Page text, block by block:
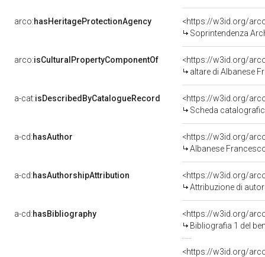
arco:hasHeritageProtectionAgency
<https://w3id.org/
Soprintendenza
arco:isCulturalPropertyComponentOf
<https://w3id.org/
altare di Albanese
a-cat:isDescribedByCatalogueRecord
<https://w3id.org/
Scheda
a-cd:hasAuthor
<https://w3id.org/
Albanese
a-cd:hasAuthorshipAttribution
<https://w3id.org/
Attribuzione di
a-cd:hasBibliography
<https://w3id.org/
Bibliografia 1 del
<https://w3id.org/